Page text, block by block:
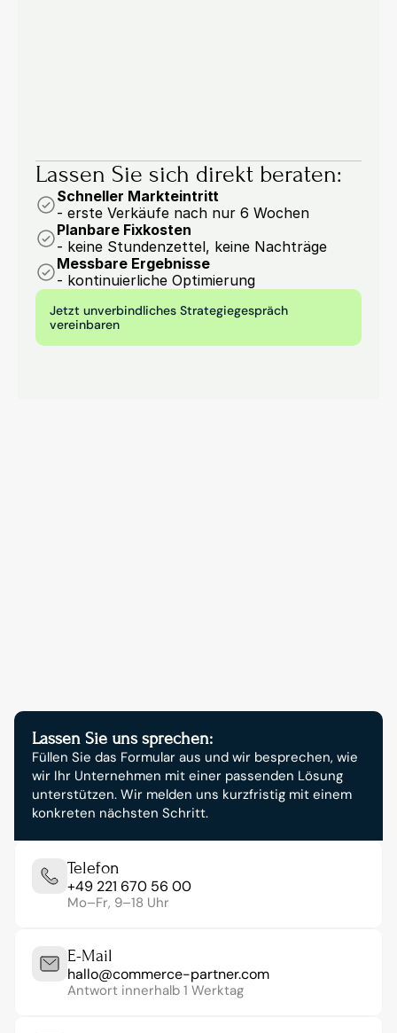
Lassen Sie sich direkt beraten:
Schneller Markteintritt
- erste Verkäufe nach nur 6 Wochen
Planbare Fixkosten
- keine Stundenzettel, keine Nachträge
Messbare Ergebnisse
- kontinuierliche Optimierung
Jetzt unverbindliches Strategiegespräch
vereinbaren
Lassen Sie uns sprechen:
Füllen Sie das Formular aus und wir besprechen, wie
wir Ihr Unternehmen mit einer passenden Lösung
unterstützen. Wir melden uns kurzfristig mit einem
konkreten nächsten Schritt.
Telefon
+49 221 670 56 00
Mo–Fr, 9–18 Uhr
E-Mail
hallo@commerce-partner.com
Antwort innerhalb 1 Werktag